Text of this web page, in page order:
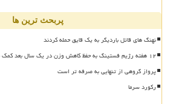
پربحث ترین ها
نهنگ های قاتل باردیگر به یک قایق حمله کردند
۱۲ هفته رژیم فستینگ به حفظ کاهش وزن در یک سال بعد کمک نماید
پرواز گروهی از تنهایی به صرفه تر است
رکورد سرما